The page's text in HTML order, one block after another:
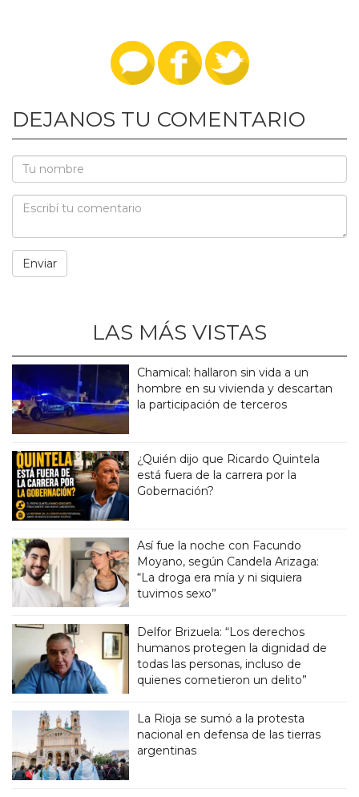
DEJANOS TU COMENTARIO
LAS MÁS VISTAS
Chamical: hallaron sin vida a un
hombre en su vivienda y descartan
la participación de terceros
¿Quién dijo que Ricardo Quintela
está fuera de la carrera por la
Gobernación?
Así fue la noche con Facundo
Moyano, según Candela Arizaga:
“La droga era mía y ni siquiera
tuvimos sexo”
Delfor Brizuela: “Los derechos
humanos protegen la dignidad de
todas las personas, incluso de
quienes cometieron un delito”
La Rioja se sumó a la protesta
nacional en defensa de las tierras
argentinas